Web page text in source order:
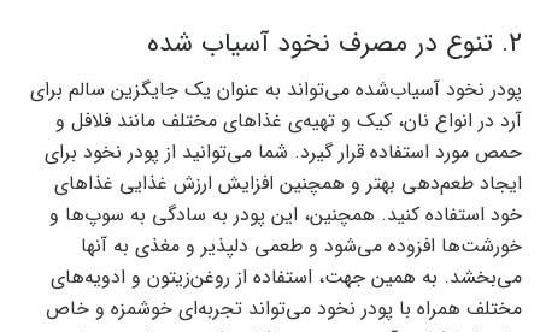
2. تنوع در مصرف نخود آسیاب شده
پودر نخود آسیاب‌شده می‌تواند به عنوان یک جایگزین سالم برای
آرد در انواع نان، کیک و تهیه‌ی غذاهای مختلف مانند فلافل و
حمص مورد استفاده قرار گیرد. شما می‌توانید از پودر نخود برای
ایجاد طعم‌دهی بهتر و همچنین افزایش ارزش غذایی غذاهای
خود استفاده کنید. همچنین، این پودر به سادگی به سوپ‌ها و
خورشت‌ها افزوده می‌شود و طعمی دلپذیر و مغذی به آنها
می‌بخشد. به همین جهت، استفاده از روغن‌زیتون و ادویه‌های
مختلف همراه با پودر نخود می‌تواند تجربه‌ای خوشمزه و خاص